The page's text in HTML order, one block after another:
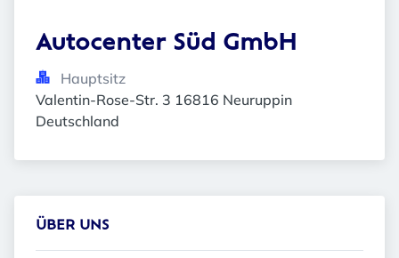
Autocenter Süd GmbH
Hauptsitz
Valentin-Rose-Str. 3 16816 Neuruppin
Deutschland
ÜBER UNS